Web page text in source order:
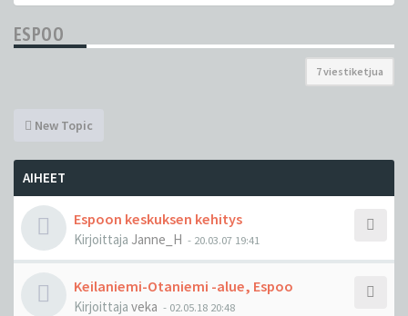
ESPOO
7 viestiketjua
New Topic
AIHEET
Espoon keskuksen kehitys
Kirjoittaja Janne_H - 20.03.07 19:41
Keilaniemi-Otaniemi -alue, Espoo
Kirjoittaja veka - 02.05.18 20:48